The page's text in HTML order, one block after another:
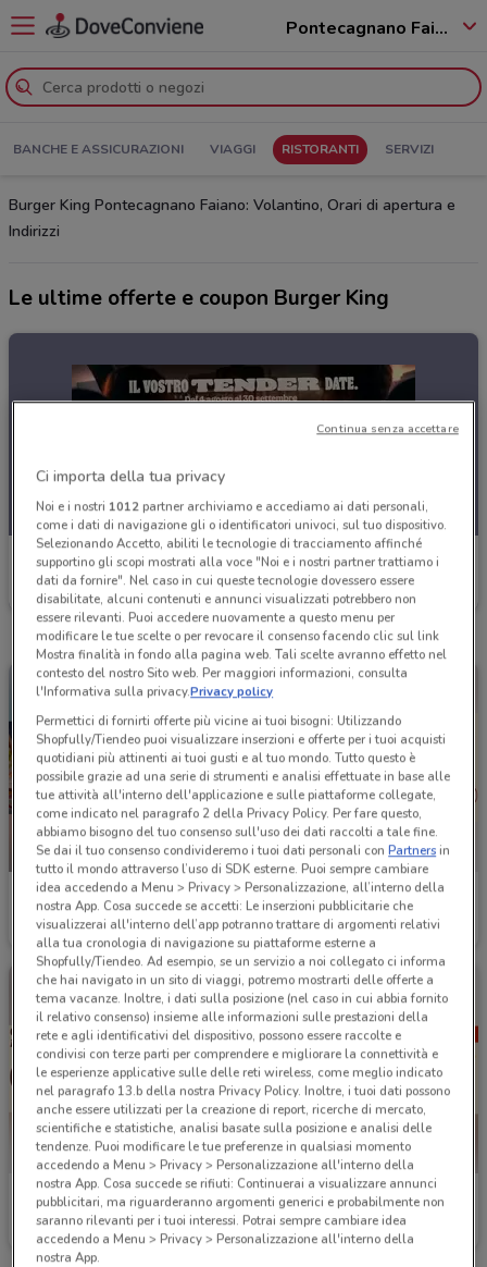
Pontecagnano Faiano - 84098
BANCHE E ASSICURAZIONI VIAGGI RISTORANTI SERVIZI
Burger King Pontecagnano Faiano: Volantino, Orari di apertura e
Indirizzi
Le ultime offerte e coupon Burger King
Burger King
Scade il 30/09
NUOVO
Burger King
Scade il 31/08 3.9 km
Burger King
Scade il 07/09 3.9 km
Burger King
Scade il 14/12 3.9 km
Burger King
Scade il 31/12
Ci importa della tua privacy
Noi e i nostri 1012partner archiviamo e accediamo ai dati personali,
come i dati di navigazione gli o identificatori univoci, sul tuo dispositivo.
Selezionando Accetto, abiliti le tecnologie di tracciamento affinché
supportino gli scopi mostrati alla voce "Noi e i nostri partner trattiamo i
dati da fornire". Nel caso in cui queste tecnologie dovessero essere
disabilitate, alcuni contenuti e annunci visualizzati potrebbero non
essere rilevanti. Puoi accedere nuovamente a questo menu per
modificare le tue scelte o per revocare il consenso facendo clic sul link
Mostra finalità in fondo alla pagina web. Tali scelte avranno effetto nel
contesto del nostro Sito web. Per maggiori informazioni, consulta
l'Informativa sulla privacy.Privacy policy
Permettici di fornirti offerte più vicine ai tuoi bisogni: Utilizzando
Shopfully/Tiendeo puoi visualizzare inserzioni e offerte per i tuoi acquisti
quotidiani più attinenti ai tuoi gusti e al tuo mondo. Tutto questo è
possibile grazie ad una serie di strumenti e analisi effettuate in base alle
tue attività all'interno dell'applicazione e sulle piattaforme collegate,
come indicato nel paragrafo 2 della Privacy Policy. Per fare questo,
abbiamo bisogno del tuo consenso sull'uso dei dati raccolti a tale fine.
Se dai il tuo consenso condivideremo i tuoi dati personali conPartnersin
tutto il mondo attraverso l’uso di SDK esterne. Puoi sempre cambiare
idea accedendo a Menu > Privacy > Personalizzazione, all’interno della
nostra App. Cosa succede se accetti: Le inserzioni pubblicitarie che
visualizzerai all'interno dell’app potranno trattare di argomenti relativi
alla tua cronologia di navigazione su piattaforme esterne a
Shopfully/Tiendeo. Ad esempio, se un servizio a noi collegato ci informa
che hai navigato in un sito di viaggi, potremo mostrarti delle offerte a
tema vacanze. Inoltre, i dati sulla posizione (nel caso in cui abbia fornito
il relativo consenso) insieme alle informazioni sulle prestazioni della
rete e agli identificativi del dispositivo, possono essere raccolte e
condivisi con terze parti per comprendere e migliorare la connettività e
le esperienze applicative sulle delle reti wireless, come meglio indicato
nel paragrafo 13.b della nostra Privacy Policy. Inoltre, i tuoi dati possono
anche essere utilizzati per la creazione di report, ricerche di mercato,
scientifiche e statistiche, analisi basate sulla posizione e analisi delle
tendenze. Puoi modificare le tue preferenze in qualsiasi momento
accedendo a Menu > Privacy > Personalizzazione all'interno della
nostra App. Cosa succede se rifiuti: Continuerai a visualizzare annunci
pubblicitari, ma riguarderanno argomenti generici e probabilmente non
saranno rilevanti per i tuoi interessi. Potrai sempre cambiare idea
accedendo a Menu > Privacy > Personalizzazione all'interno della
nostra App.
Continua senza accettare